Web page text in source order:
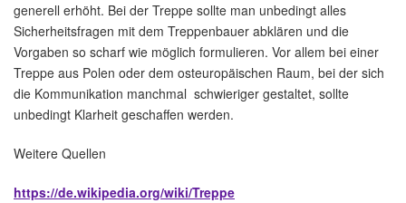
generell erhöht. Bei der Treppe sollte man unbedingt alles
Sicherheitsfragen mit dem Treppenbauer abklären und die
Vorgaben so scharf wie möglich formulieren. Vor allem bei einer
Treppe aus Polen oder dem osteuropäischen Raum, bei der sich
die Kommunikation manchmal schwieriger gestaltet, sollte
unbedingt Klarheit geschaffen werden.
Weitere Quellen
https://de.wikipedia.org/wiki/Treppe